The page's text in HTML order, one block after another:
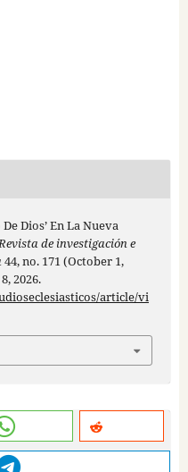
Dios’ En La Nueva
de investigación e
44, no. 171 (October 1,
2026.
article/vi